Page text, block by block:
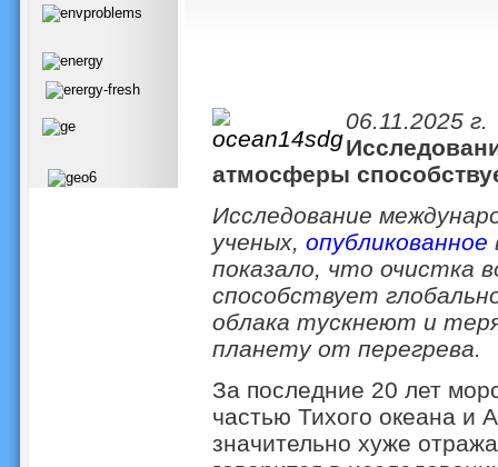
06.11.2025 г.
атмосферы
Исследование
ученых, опубликованное
показало, что очистка
способствует
облака тускнеют и
планету от перегрева.
За последние 20 лет
частью Тихого океана и
значительно хуже